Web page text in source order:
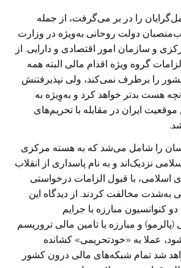
را در بر می‌گرفت، از جمله
دولت روحانی به‌ویژه در وزارت
و سازمان امور اقتصادی و دارایی. از
گروه ویژه اقدام مالی البته همه
را برطرف نمی‌کند، ولی نپذیرفتنش
هست بدتر خواهد کرد و به‌وِیژه به
ایران در مقابله با تحریم‌های
را شامل می‌شد که به هسته مرکزی
نزدیک‌اند و به نام پاسداری از انقلاب
با قبول الزامات درخواستی
به‌شدت مخالفت کردند. از دیدگاه این
کنوانسیون مبارزه با جرایم
(پالرمو) و مبارزه با تامین مالی تروریسم
عملا به «خود‌تحریمی» کشانده
شد تمام شبکه‌های مالی درون کشور